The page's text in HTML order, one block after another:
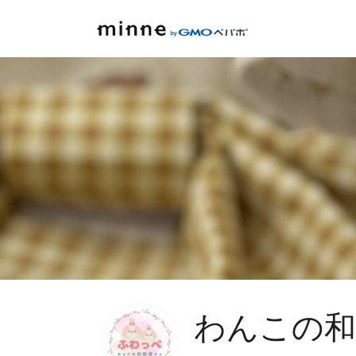
わんこの